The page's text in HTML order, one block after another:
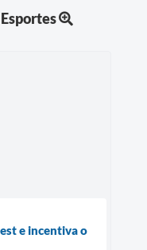
Esportes
e incentiva o